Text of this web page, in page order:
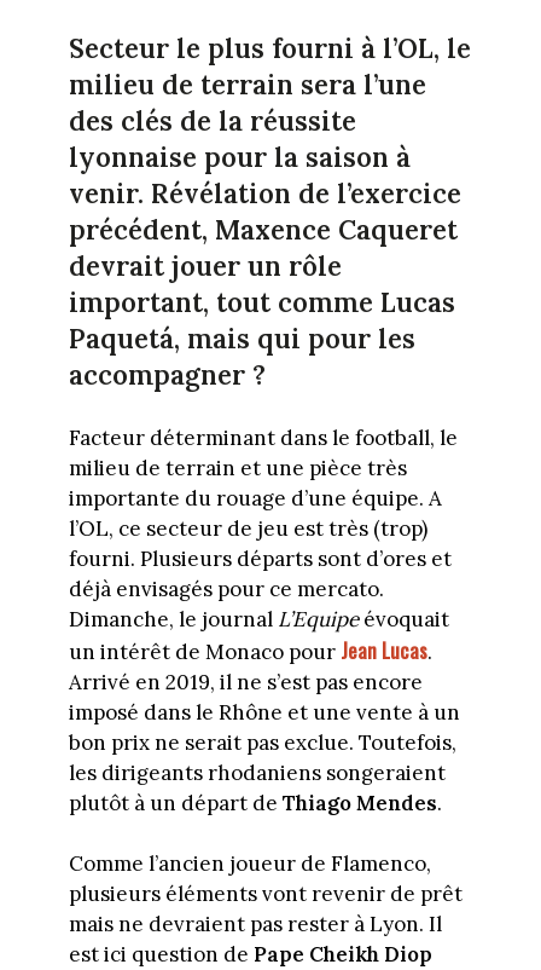
Secteur le plus fourni à l’OL, le
milieu de terrain sera l’une
des clés de la réussite
lyonnaise pour la saison à
venir. Révélation de l’exercice
précédent, Maxence Caqueret
devrait jouer un rôle
important, tout comme Lucas
Paquetá, mais qui pour les
accompagner ?
Facteur déterminant dans le football, le
milieu de terrain et une pièce très
importante du rouage d’une équipe. A
l’OL, ce secteur de jeu est très (trop)
fourni. Plusieurs départs sont d’ores et
déjà envisagés pour ce mercato.
Dimanche, le journalL’Equipeévoquait
un intérêt de Monaco pour Jean Lucas.
Arrivé en 2019, il ne s’est pas encore
imposé dans le Rhône et une vente à un
bon prix ne serait pas exclue. Toutefois,
les dirigeants rhodaniens songeraient
plutôt à un départ de Thiago Mendes.
Comme l’ancien joueur de Flamenco,
plusieurs éléments vont revenir de prêt
mais ne devraient pas rester à Lyon. Il
est ici question de Pape Cheikh Diop